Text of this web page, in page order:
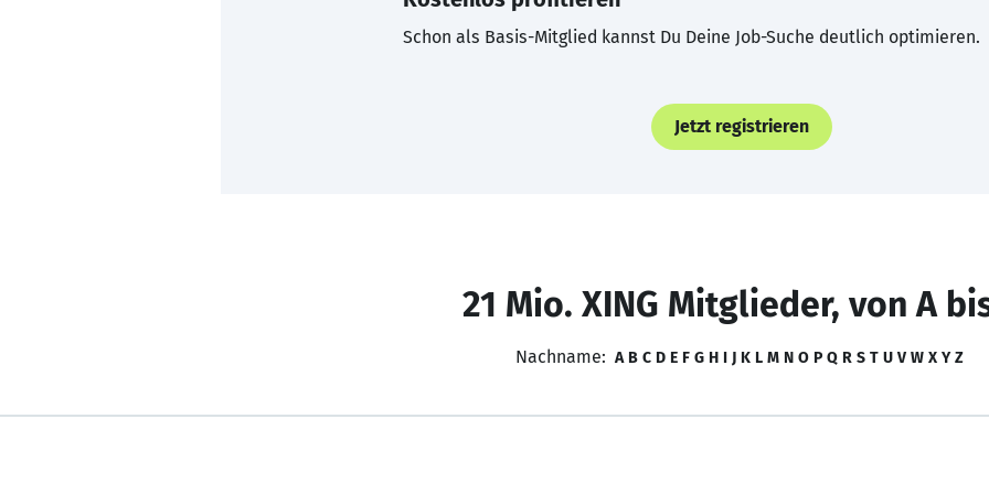
Schon als Basis-Mitglied kannst Du Deine Job-Suche deutlich optimieren.
Jetzt registrieren
21 Mio. XING Mitglieder, von A
Nachname: A B C D E F G H I J K L M N O P Q R S T U V W X Y Z